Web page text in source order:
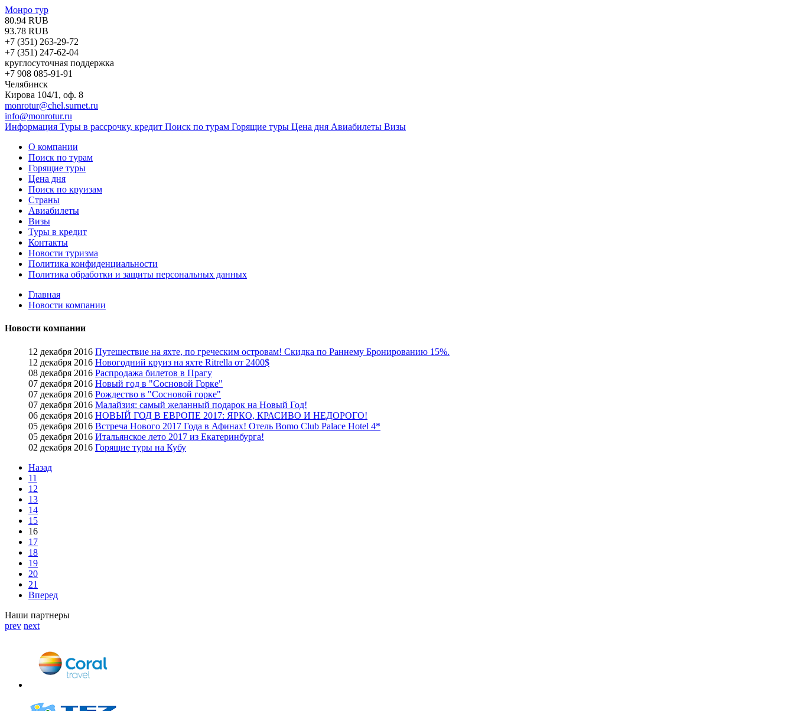
Монро тур
80.94 RUB
93.78 RUB
+7 (351) 263-29-72
+7 (351) 247-62-04
круглосуточная поддержка
+7 908 085-91-91
Челябинск
Кирова 104/1, оф. 8
monrotur@chel.surnet.ru
info@monrotur.ru
Информация Туры в рассрочку, кредит Поиск по турам Горящие туры Цена дня Авиабилеты Визы
О компании
Поиск по турам
Горящие туры
Цена дня
Поиск по круизам
Страны
Авиабилеты
Визы
Туры в кредит
Контакты
Новости туризма
Политика конфиденциальности
Политика обработки и защиты персональных данных
Главная
Новости компании
Новости компании
12 декабря 2016 Путешествие на яхте, по греческим островам! Скидка по Раннему Бронированию 15%.
12 декабря 2016 Новогодний круиз на яхте Ritrella от 2400$
08 декабря 2016 Распродажа билетов в Прагу
07 декабря 2016 Новый год в "Сосновой Горке"
07 декабря 2016 Рождество в "Сосновой горке"
07 декабря 2016 Малайзия: самый желанный подарок на Новый Год!
06 декабря 2016 НОВЫЙ ГОД В ЕВРОПЕ 2017: ЯРКО, КРАСИВО И НЕДОРОГО!
05 декабря 2016 Встреча Нового 2017 Года в Афинах! Отель Bomo Club Palace Hotel 4*
05 декабря 2016 Итальянское лето 2017 из Екатеринбурга!
02 декабря 2016 Горящие туры на Кубу
Назад
11
12
13
14
15
16
17
18
19
20
21
Вперед
Наши партнеры
prev next